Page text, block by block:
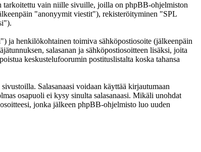
tarkoitettu vain niille sivuille, joilla on phpBB-ohjelmiston
"anonyymit viestit"), rekisteröityminen "SPL
ja henkilökohtainen toimiva sähköpostiosoite (jälkeenpäin
salasanan ja sähköpostiosoitteen lisäksi, joita
keskustelufoorumin postituslistalta koska tahansa
Salasanaasi voidaan käyttää kirjautumaan
osapuoli ei kysy sinulta salasanaasi. Mikäli unohdat
jonka jälkeen phpBB-ohjelmisto luo uuden